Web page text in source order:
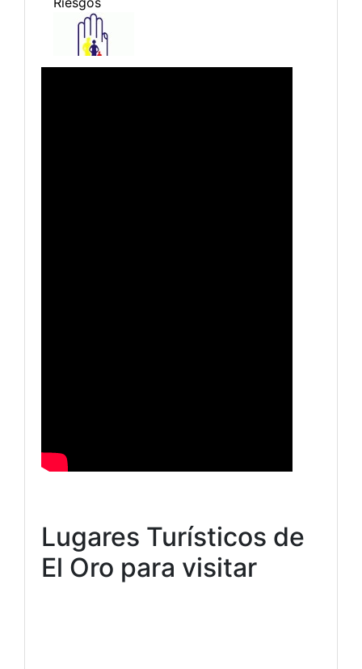
Lugares Turísticos de
El Oro para visitar